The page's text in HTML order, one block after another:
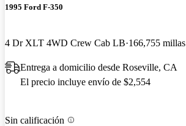
1995 Ford F-350
4 Dr XLT 4WD Crew Cab LB 166,755 millas
Entrega a domicilio desde Roseville, CA
El precio incluye envío de $2,554
Sin calificación